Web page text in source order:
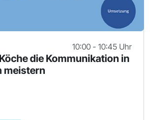
10:00 - 10:45 Uhr
die Kommunikation in
meistern